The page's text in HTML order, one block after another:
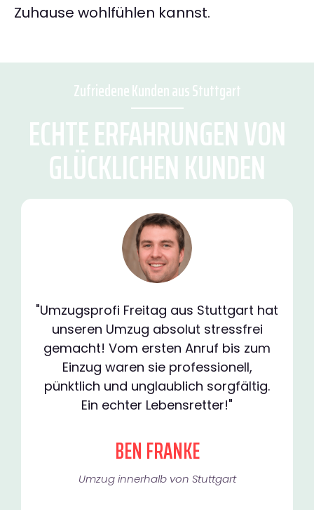
Zuhause wohlfühlen kannst.
Zufriedene Kunden aus Stuttgart
ECHTE ERFAHRUNGEN VON
GLÜCKLICHEN KUNDEN
"Umzugsprofi Freitag aus Stuttgart hat
unseren Umzug absolut stressfrei
gemacht! Vom ersten Anruf bis zum
Einzug waren sie professionell,
pünktlich und unglaublich sorgfältig.
Ein echter Lebensretter!"
BEN FRANKE
Umzug innerhalb von Stuttgart​